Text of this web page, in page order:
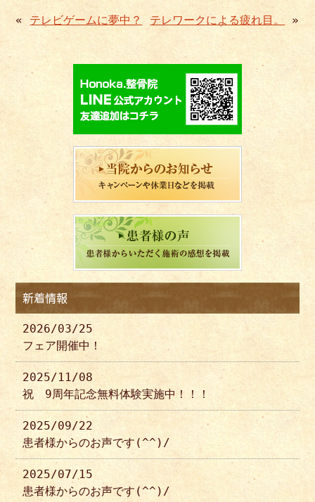
« テレビゲームに夢中？ テレワークによる疲れ目。 »
新着情報
2026/03/25
フェア開催中！
2025/11/08
祝 9周年記念無料体験実施中！！！
2025/09/22
患者様からのお声です(^^)/
2025/07/15
患者様からのお声です(^^)/